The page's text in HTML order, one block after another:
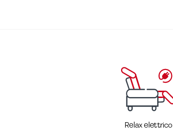
Relax elettrico